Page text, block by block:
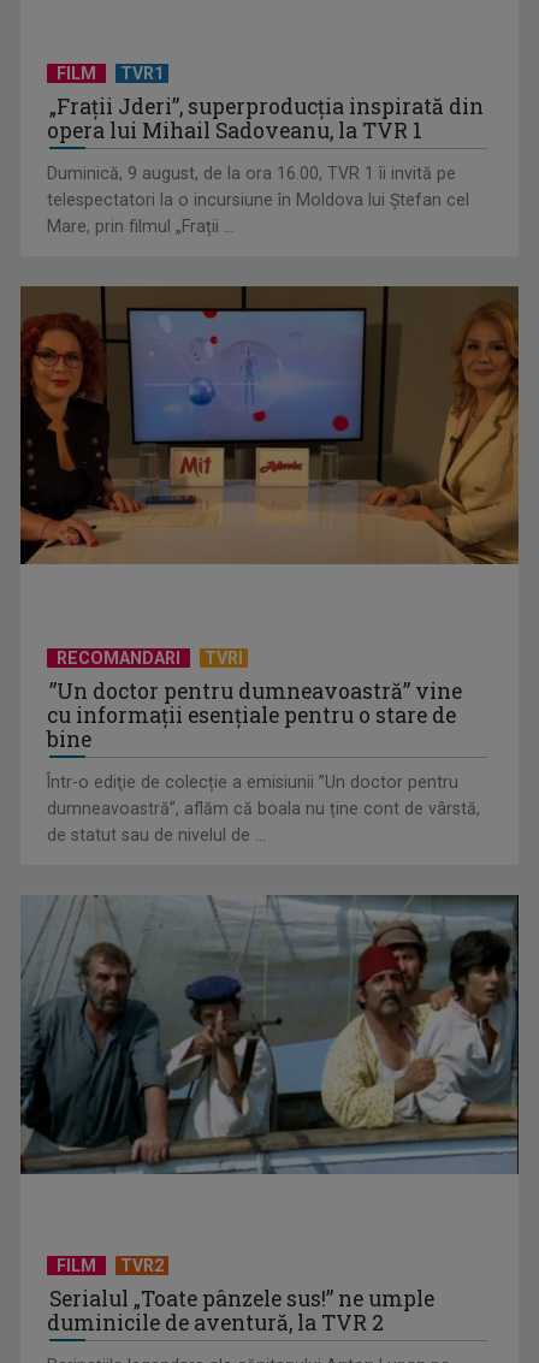
„Spune-mi”, piesa Monicăi Anghel – a patra cea mai votată
în concursul ...
CONCACAF respinge planul FIFA de privatizare parțială a
activităților comerciale
EVENIMENT ESTIVAL - Taberele ARC – Acolo unde începe
ACASĂ
TVR lansează un apel pentru proiecte de emisiuni
FILM TVR1
„Frații Jderi”, superproducția inspirată din
opera lui Mihail Sadoveanu, la TVR 1
Duminică, 9 august, de la ora 16.00, TVR 1 îi invită pe
telespectatori la o incursiune în Moldova lui Ștefan cel
Mare, prin filmul „Frații ...
RECOMANDARI TVRI
”Un doctor pentru dumneavoastră” vine
cu informații esențiale pentru o stare de
bine
Într-o ediţie de colecție a emisiunii ”Un doctor pentru
dumneavoastră”, aflăm că boala nu ține cont de vârstă,
de statut sau de nivelul de ...
FILM TVR2
Serialul „Toate pânzele sus!” ne umple
duminicile de aventură, la TVR 2